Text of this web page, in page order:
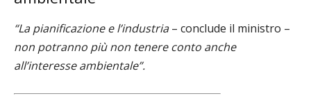
“La pianificazione e l’industria– conclude il ministro –
non potranno più non tenere conto anche
all’interesse ambientale”.